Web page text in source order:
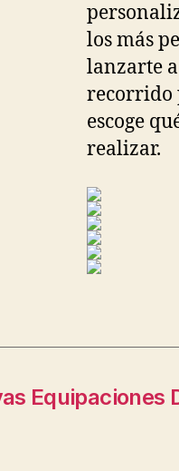
los más
lanzarte
recorrido
escoge
realizar.
Equipaciones